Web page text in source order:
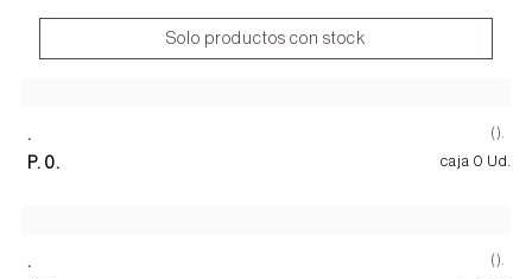
Solo productos con stock
. ().
P. 0. caja 0 Ud.
. ().